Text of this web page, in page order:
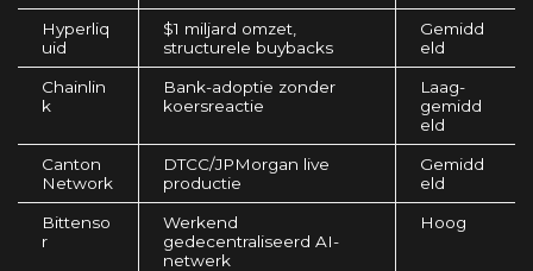
Hyperliq
uid
$1 miljard omzet,
structurele buybacks
Gemidd
eld
Chainlin
k
Bank-adoptie zonder
koersreactie
Laag-
gemidd
eld
Canton
Network
DTCC/JPMorgan live
productie
Gemidd
eld
Bittenso
r
Werkend
gedecentraliseerd AI-
netwerk
Hoog